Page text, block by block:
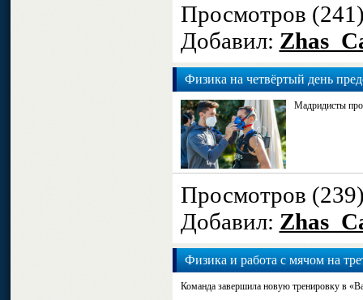
Просмотров
Добавил:
Физика на четвёртый день
Мадридисты
Просмотров
Добавил:
Физика и работа с мячом на
Команда завершила новую тренировку в